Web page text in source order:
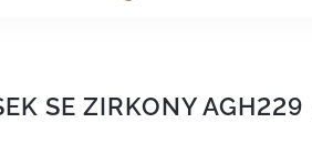
SE ZIRKONY AGH229